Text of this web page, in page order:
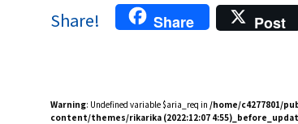
Share! Share Post
Warning: Undefined variable $aria_req in /home/c4277801/
content/themes/rikarika (2022:12:07